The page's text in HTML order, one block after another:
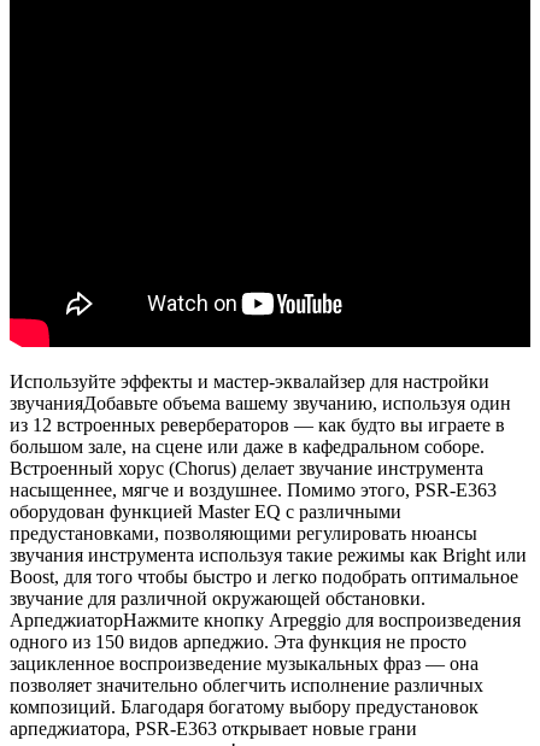
Используйте эффекты и мастер-эквалайзер для настройки
звучанияДобавьте объема вашему звучанию, используя один
из 12 встроенных ревербераторов — как будто вы играете в
большом зале, на сцене или даже в кафедральном соборе.
Встроенный хорус (Chorus) делает звучание инструмента
насыщеннее, мягче и воздушнее. Помимо этого, PSR-E363
оборудован функцией Master EQ с различными
предустановками, позволяющими регулировать нюансы
звучания инструмента используя такие режимы как Bright или
Boost, для того чтобы быстро и легко подобрать оптимальное
звучание для различной окружающей обстановки.
АрпеджиаторНажмите кнопку Arpeggio для воспроизведения
одного из 150 видов арпеджио. Эта функция не просто
зацикленное воспроизведение музыкальных фраз — она
позволяет значительно облегчить исполнение различных
композиций. Благодаря богатому выбору предустановок
арпеджиатора, PSR-E363 открывает новые грани